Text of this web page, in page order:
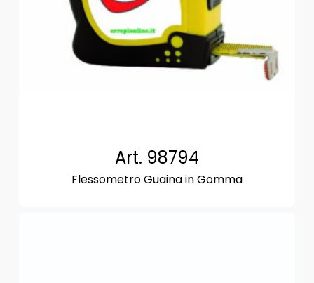
Art. 98794
Flessometro Guaina in Gomma